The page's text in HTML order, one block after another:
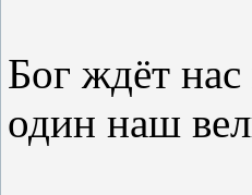
Бог ждёт
один наш